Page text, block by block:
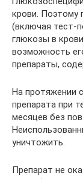
крови. Поэтому
(включая тест-
глюкозы в
возможность
препараты,
На протяжении
препарата при
месяцев без
уничтожить.
Препарат не